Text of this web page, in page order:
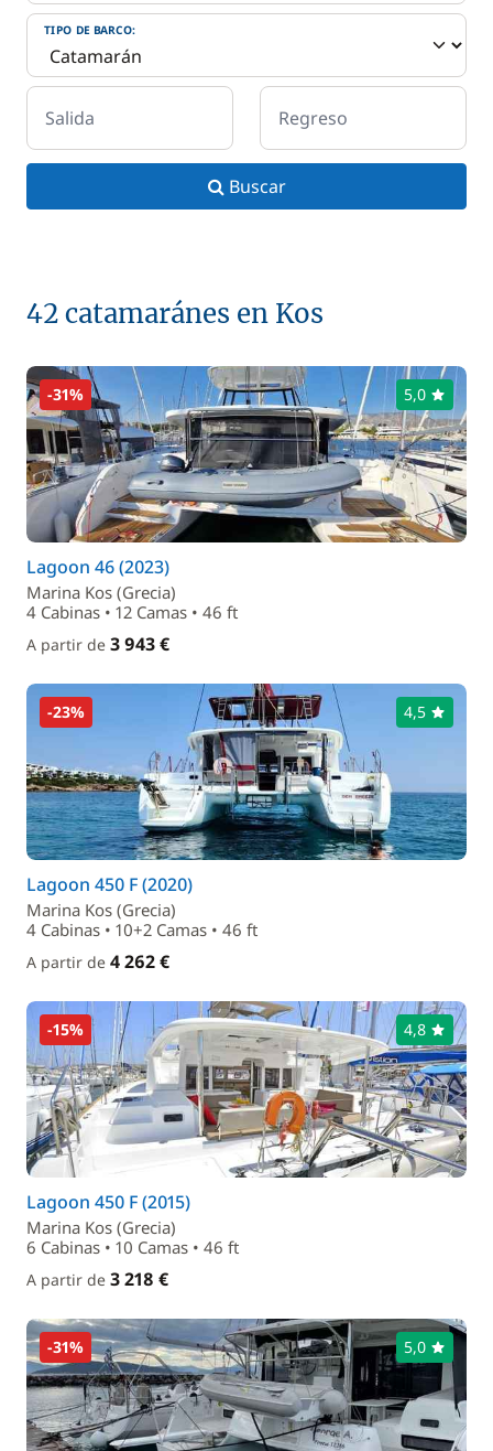
TIPO DE BARCO:
Salida Regreso
Buscar
42 catamaránes en Kos
-31% 5,0
Lagoon 46 (2023)
Marina Kos (Grecia)
4 Cabinas • 12 Camas • 46 ft
A partir de 3 943 €
-23% 4,5
Lagoon 450 F (2020)
Marina Kos (Grecia)
4 Cabinas • 10+2 Camas • 46 ft
A partir de 4 262 €
-15% 4,8
Lagoon 450 F (2015)
Marina Kos (Grecia)
6 Cabinas • 10 Camas • 46 ft
A partir de 3 218 €
-31% 5,0